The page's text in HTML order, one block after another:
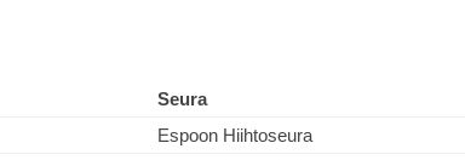
Seura
Espoon Hiihtoseura